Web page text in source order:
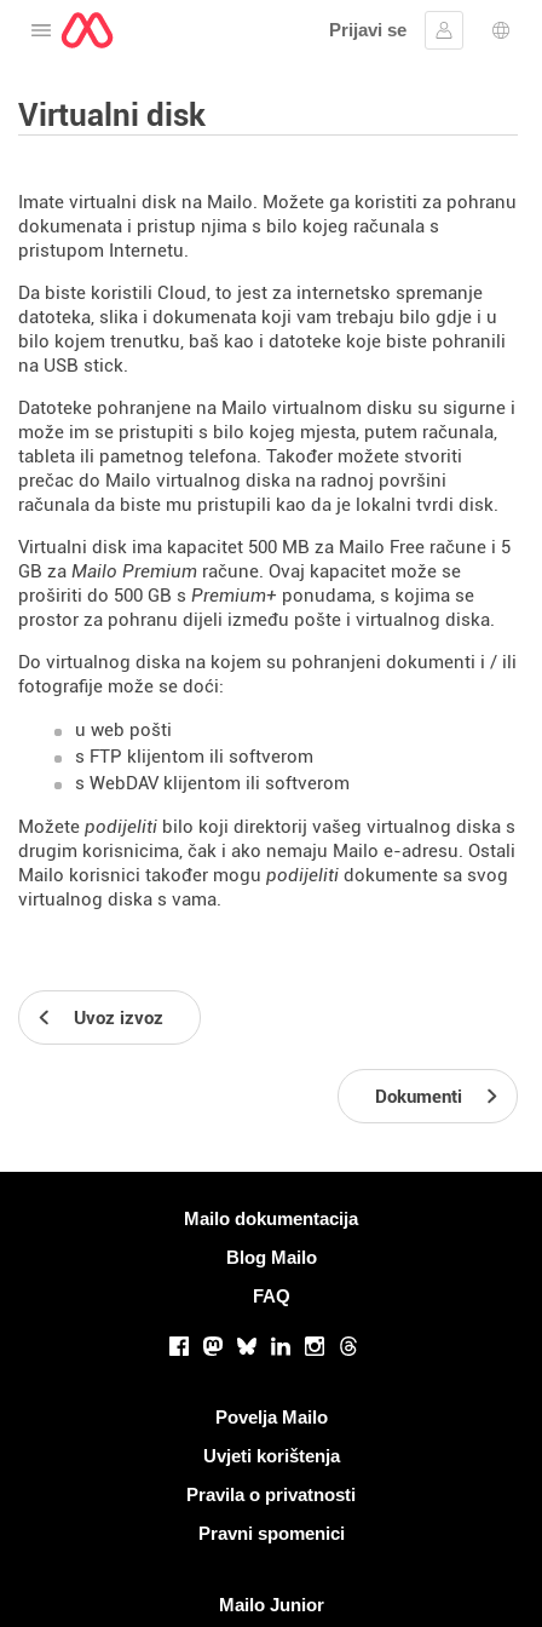
Otvorite izbornik
Prijavi se
Prijaviti se
Virtualni disk
Imate virtualni disk na Mailo. Možete ga koristiti za pohranu
dokumenata i pristup njima s bilo kojeg računala s
pristupom Internetu.
Da biste koristili Cloud, to jest za internetsko spremanje
datoteka, slika i dokumenata koji vam trebaju bilo gdje i u
bilo kojem trenutku, baš kao i datoteke koje biste pohranili
na USB stick.
Datoteke pohranjene na Mailo virtualnom disku su sigurne i
može im se pristupiti s bilo kojeg mjesta, putem računala,
tableta ili pametnog telefona. Također možete stvoriti
prečac do Mailo virtualnog diska na radnoj površini
računala da biste mu pristupili kao da je lokalni tvrdi disk.
Virtualni disk ima kapacitet 500 MB za Mailo Free račune i 5
GB za Mailo Premium račune. Ovaj kapacitet može se
proširiti do 500 GB s Premium+ ponudama, s kojima se
prostor za pohranu dijeli između pošte i virtualnog diska.
Do virtualnog diska na kojem su pohranjeni dokumenti i / ili
fotografije može se doći:
u web pošti
s FTP klijentom ili softverom
s WebDAV klijentom ili softverom
Možete podijeliti bilo koji direktorij vašeg virtualnog diska s
drugim korisnicima, čak i ako nemaju Mailo e-adresu. Ostali
Mailo korisnici također mogu podijeliti dokumente sa svog
virtualnog diska s vama.
Uvoz izvoz
Dokumenti
Mailo dokumentacija
Blog Mailo
FAQ
Facebook
Mastodon
BlueskyLinkedInInstagram
Threads
Povelja Mailo
Uvjeti korištenja
Pravila o privatnosti
Pravni spomenici
Mailo Junior